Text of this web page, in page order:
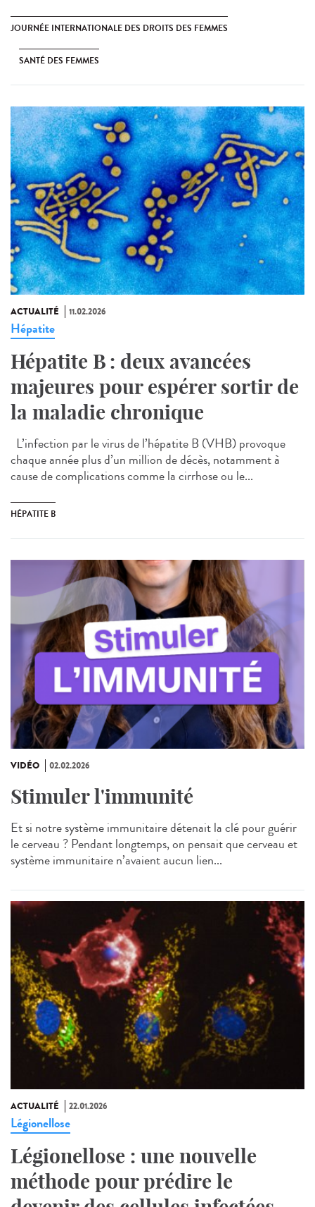
JOURNÉE INTERNATIONALE DES DROITS DES FEMMES
SANTÉ DES FEMMES
ACTUALITÉ 11.02.2026
Hépatite
Hépatite B : deux avancées
majeures pour espérer sortir de
la maladie chronique
L’infection par le virus de l’hépatite B (VHB) provoque
chaque année plus d’un million de décès, notamment à
cause de complications comme la cirrhose ou le...
HÉPATITE B
VIDÉO 02.02.2026
Stimuler l'immunité
Et si notre système immunitaire détenait la clé pour guérir
le cerveau ? Pendant longtemps, on pensait que cerveau et
système immunitaire n’avaient aucun lien...
ACTUALITÉ 22.01.2026
Légionellose
Légionellose : une nouvelle
méthode pour prédire le